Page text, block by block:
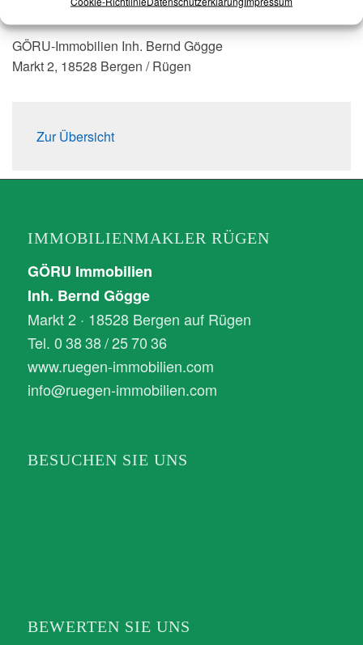
Weitere Informationen:www.ruegen-immobilien.com
GÖRU-Immobilien Inh. Bernd Gögge
Markt 2, 18528 Bergen / Rügen
Zur Übersicht
IMMOBILIENMAKLER RÜGEN
GÖRU Immobilien
Inh. Bernd Gögge
Markt 2 · 18528 Bergen auf Rügen
Tel. 0 38 38 / 25 70 36
www.ruegen-immobilien.com
info@ruegen-immobilien.com
BESUCHEN SIE UNS
BEWERTEN SIE UNS